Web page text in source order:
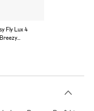
Fly Lux 4